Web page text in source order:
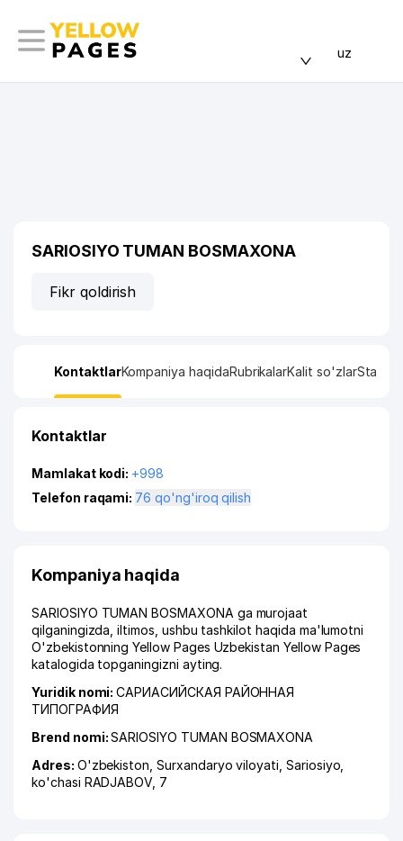
uz
SARIOSIYO TUMAN BOSMAXONA
Fikr qoldirish
KontaktlarKompaniya haqidaRubrikalarKalit so'zlar
Kontaktlar
Mamlakat kodi: +998
Telefon raqami:
76 qo'ng'iroq qilish
Kompaniya haqida
SARIOSIYO TUMAN BOSMAXONA ga murojaat
qilganingizda, iltimos, ushbu tashkilot haqida ma'lumotni
O'zbekistonning Yellow Pages Uzbekistan Yellow Pages
katalogida topganingizni ayting.
Yuridik nomi:САРИАСИЙСКАЯ РАЙОННАЯ
ТИПОГРАФИЯ
Brend nomi:SARIOSIYO TUMAN BOSMAXONA
Adres: O'zbekiston,Surxandaryo viloyati Sariosiyo
ko'chasi RADJABOV, 7